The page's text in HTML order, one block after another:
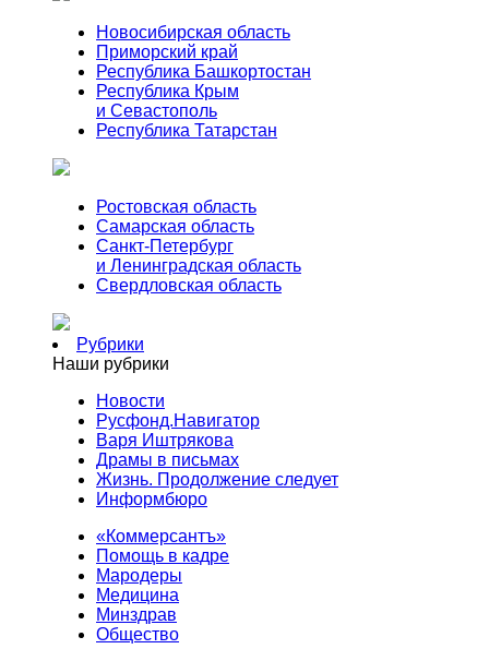
Новосибирская область
Приморский край
Республика Башкортостан
Республика Крым
и Севастополь
Республика Татарстан
Ростовская область
Самарская область
Санкт-Петербург
и Ленинградская область
Свердловская область
Рубрики
Наши рубрики
Новости
Русфонд.Навигатор
Варя Иштрякова
Драмы в письмах
Жизнь. Продолжение следует
Информбюро
«Коммерсантъ»
Помощь в кадре
Мародеры
Медицина
Минздрав
Общество